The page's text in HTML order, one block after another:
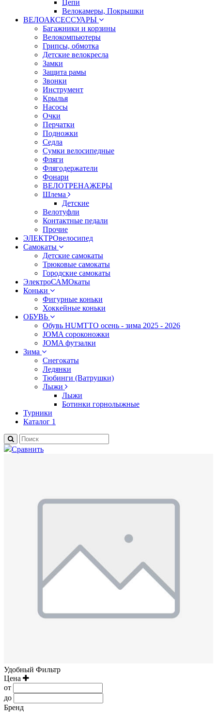
Цепи
Велокамеры, Покрышки
ВЕЛОАКСЕССУАРЫ
Багажники и корзины
Велокомпьютеры
Грипсы, обмотка
Детские велокресла
Замки
Защита рамы
Звонки
Инструмент
Крылья
Насосы
Очки
Перчатки
Подножки
Седла
Сумки велосипедные
Фляги
Флягодержатели
Фонари
ВЕЛОТРЕНАЖЕРЫ
Шлема
Детские
Велотуфли
Контактные педали
Прочие
ЭЛЕКТРОвелосипед
Самокаты
Детские самокаты
Трюковые самокаты
Городские самокаты
ЭлектроСАМОкаты
Коньки
Фигурные коньки
Хоккейные коньки
ОБУВЬ
Обувь HUMTTO осень - зима 2025 - 2026
JOMA сороконожки
JOMA футзалки
Зима
Снегокаты
Ледянки
Тюбинги (Ватрушки)
Лыжи
Лыжи
Ботинки горнолыжные
Турники
Каталог 1
Сравнить
Удобный Фильтр
Цена
от
до
Бренд